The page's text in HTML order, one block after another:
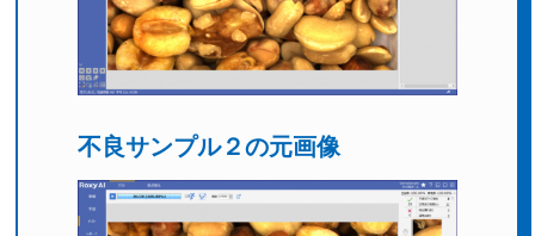
不良サンプル２の元画像